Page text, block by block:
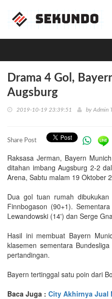
Drama 4 Gol,
Augsburg
2019-10-19 23:39:51 by Admin
Share Post
Raksasa Jerman, Bayern
ditahan imbang Augsburg 2-2
Arena, Sabtu malam 19 Oktober
Dua gol tuan rumah
Finnbogason (90+1).
Lewandowski (14') dan Serge
Hasil ini membuat Bayern
klasemen sementara
pertandingan.
Bayern tertinggal satu poin dari
Baca Juga : City Akhirnya Jual